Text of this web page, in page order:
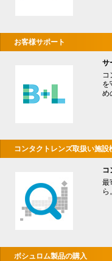
お客様サポート
サ
コ
を
め
コンタクトレンズ取扱い施設
コ
最
ら。
ボシュロム製品の購入